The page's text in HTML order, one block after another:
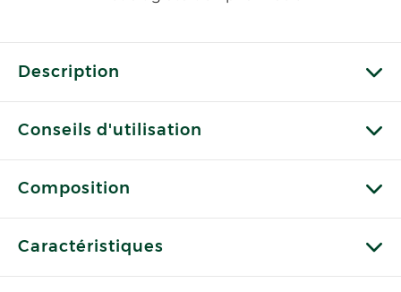
Description
Conseils d'utilisation
Composition
Caractéristiques